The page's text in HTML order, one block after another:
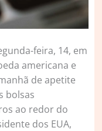
feira, 14, em
americana e
de apetite
bolsas
ao redor do
dos EUA,